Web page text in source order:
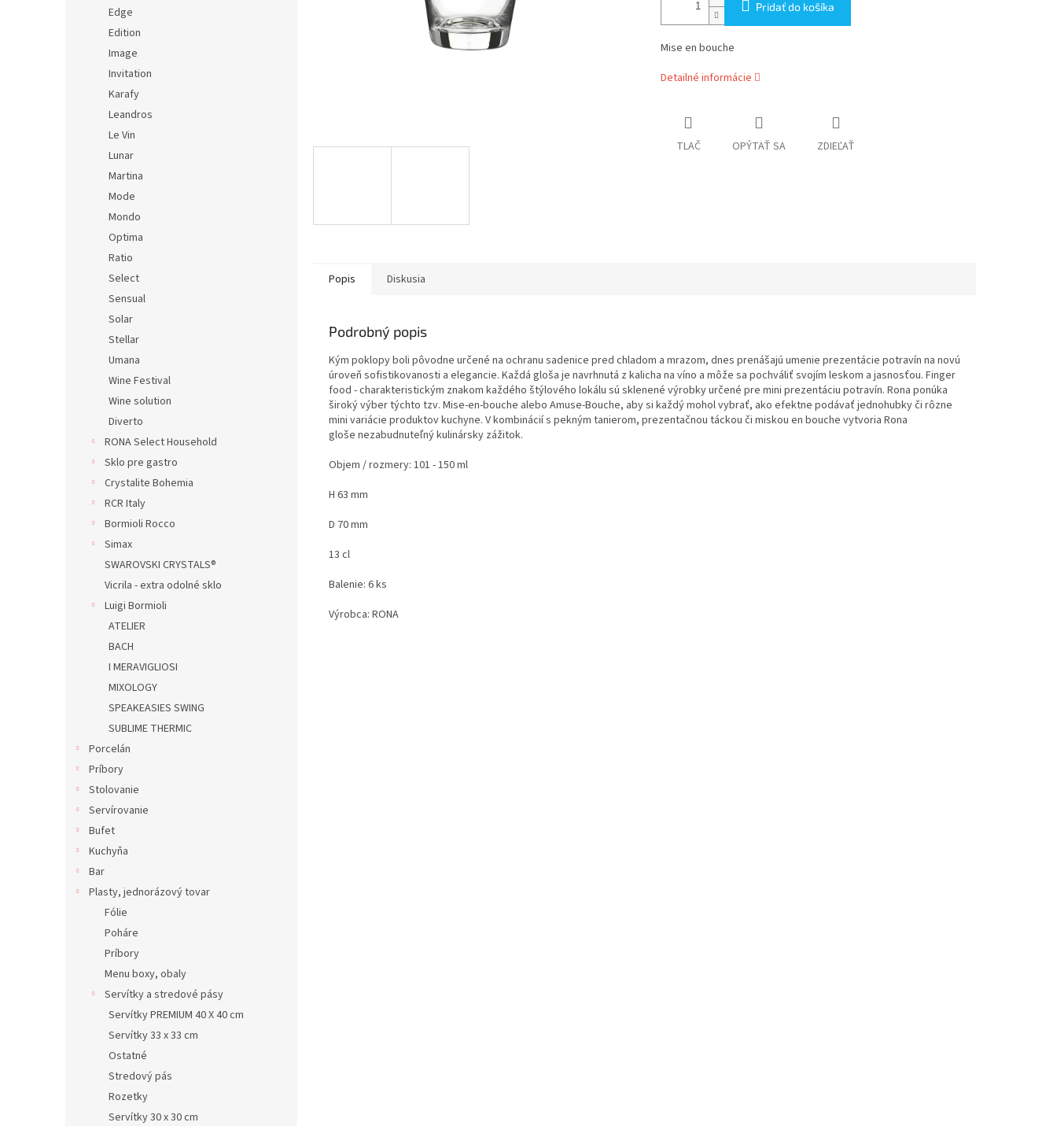
Edge
Edition
Image
Invitation
Karafy
Leandros
Le Vin
Lunar
Martina
Mode
Mondo
Optima
Ratio
Select
Sensual
Solar
Stellar
Umana
Wine Festival
Wine solution
Diverto
RONA Select Household
Sklo pre gastro
Crystalite Bohemia
RCR Italy
Bormioli Rocco
Simax
SWAROVSKI CRYSTALS®
Vicrila - extra odolné sklo
Luigi Bormioli
ATELIER
BACH
I MERAVIGLIOSI
MIXOLOGY
SPEAKEASIES SWING
SUBLIME THERMIC
Porcelán
Príbory
Stolovanie
Servírovanie
Bufet
Kuchyňa
Bar
Plasty, jednorázový tovar
Fólie
Poháre
Príbory
Menu boxy, obaly
Servítky a stredové pásy
Servítky PREMIUM 40 X 40 cm
Servítky 33 x 33 cm
Ostatné
Stredový pás
Rozetky
Servítky 30 x 30 cm
Pridať do košíka
Mise en bouche
Detailné informácie
TLAČ OPÝTAŤ SA ZDIEĽAŤ
Popis Diskusia
Podrobný popis
Kým poklopy boli pôvodne určené na ochranu sadenice pred chladom a mrazom, dnes prenášajú umenie prezentácie potravín na novú
úroveň sofistikovanosti a elegancie. Každá gloša je navrhnutá z kalicha na víno a môže sa pochváliť svojím leskom a jasnosťou. Finger
food - charakteristickým znakom každého štýlového lokálu sú sklenené výrobky určené pre mini prezentáciu potravín. Rona ponúka
široký výber týchto tzv. Mise-en-bouche alebo Amuse-Bouche, aby si každý mohol vybrať, ako efektne podávať jednohubky či rôzne
mini variácie produktov kuchyne. V kombinácií s pekným tanierom, prezentačnou táckou či miskou en bouche vytvoria Rona
gloše nezabudnuteľný kulinársky zážitok.
Objem / rozmery: 101 - 150 ml
H 63 mm
D 70 mm
13 cl
Balenie: 6 ks
Výrobca: RONA